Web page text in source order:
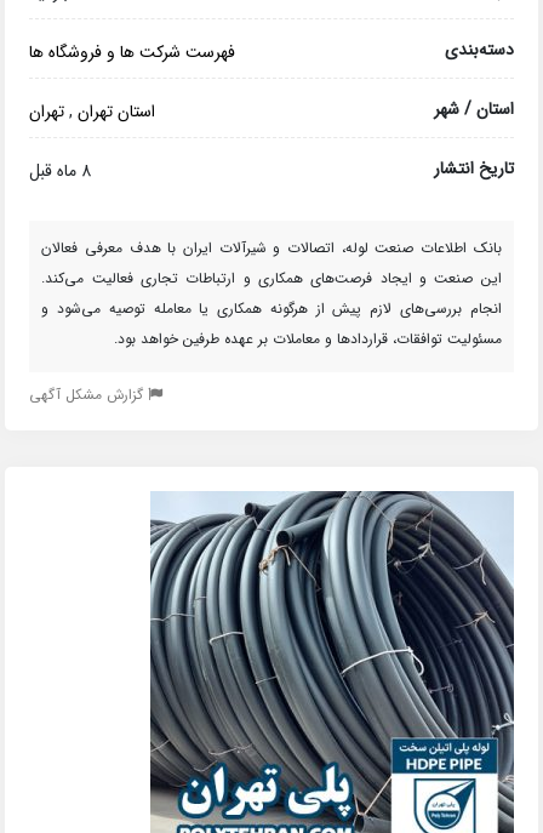
دسته‌بندی فهرست شرکت ها و فروشگاه ها
استان / شهر استان تهران,تهران
تاریخ انتشار 8 ماه قبل
بانک اطلاعات صنعت لوله، اتصالات و شیرآلات ایران با هدف معرفی فعالان
این صنعت و ایجاد فرصت‌های همکاری و ارتباطات تجاری فعالیت می‌کند.
انجام بررسی‌های لازم پیش از هرگونه همکاری یا معامله توصیه می‌شود و
مسئولیت توافقات، قراردادها و معاملات بر عهده طرفین خواهد بود.
گزارش مشکل آگهی